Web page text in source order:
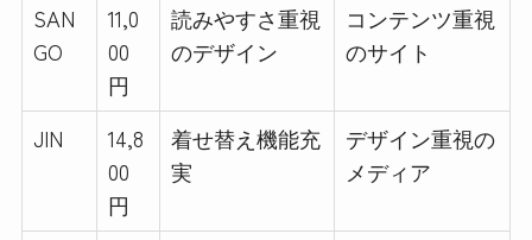
SAN
GO
11,0
00
円
読みやすさ重視
のデザイン
コンテンツ重視
のサイト
JIN
14,8
00
円
着せ替え機能充
実
デザイン重視の
メディア